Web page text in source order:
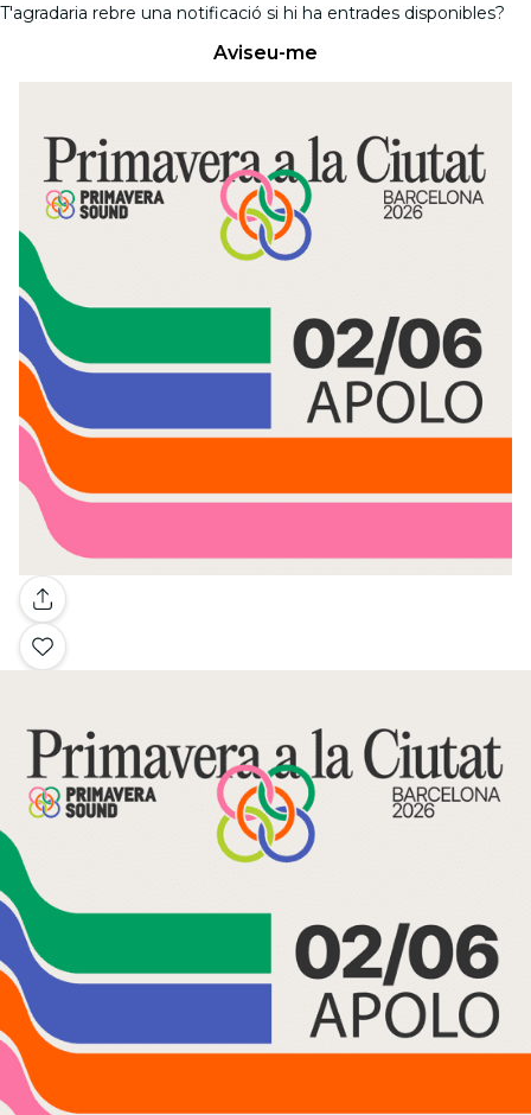
T'agradaria rebre una notificació si hi ha entrades disponibles?
Aviseu-me